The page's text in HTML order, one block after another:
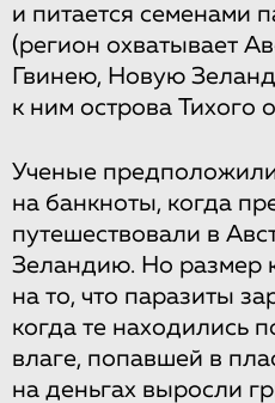
и питается семенами
(регион охватывает
Гвинею, Новую
к ним острова Тихого
Ученые
на банкноты, когда
путешествовали в
Зеландию. Но размер
на то, что паразиты
когда те находились
влаге, попавшей в
на деньгах выросли